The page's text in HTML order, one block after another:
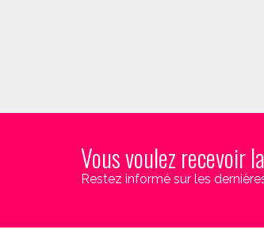
Vous voulez recevoir
Restez informé sur les